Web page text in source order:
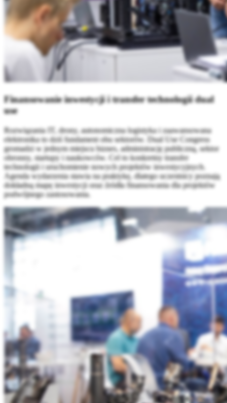
Finansowanie inwestycji i transfer technologii dual
use
Rozwiązania IT, drony, autonomiczna logistyka i zaawansowana
elektronika to dziś fundament obu sektorów. Dual Use Congress
gromadzi w jednym miejscu biznes, administrację publiczną, sektor
obronny, startupy i naukowców. Cel to konkretny transfer
technologii i uruchomienie nowych projektów inwestycyjnych.
Agenda wydarzenia stawia na praktykę, dlatego uczestnicy poznają
dokładną mapę inwestycji oraz źródła finansowania dla projektów
podwójnego zastosowania.